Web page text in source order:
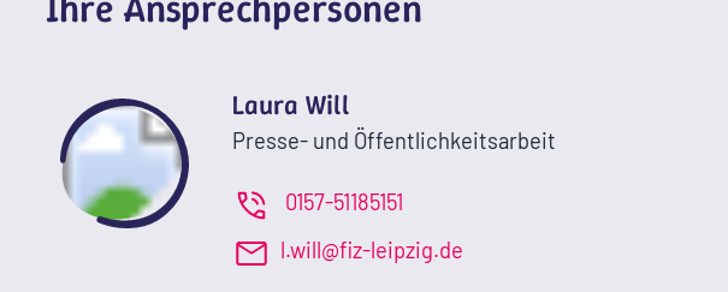
Laura Will
Presse- und Öffentlichkeitsarbeit
0157-51185151
l.will@fiz-leipzig.de